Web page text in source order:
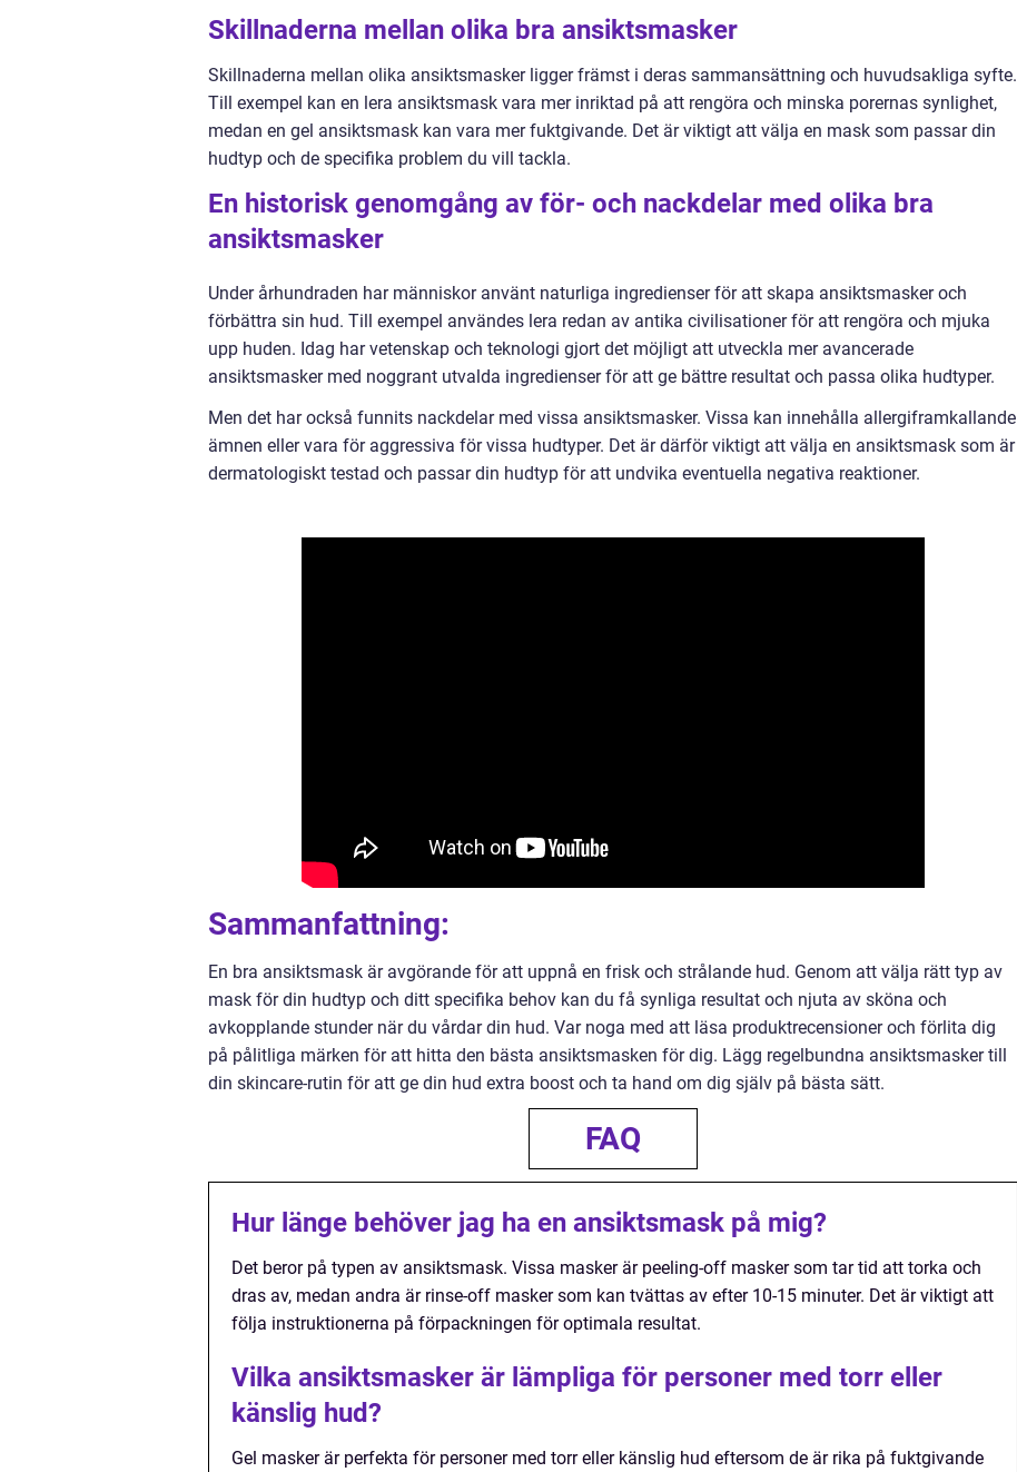
Skillnaderna mellan olika bra ansiktsmasker
Skillnaderna mellan olika ansiktsmasker ligger främst i deras sammansättning och huvudsakliga syfte.
Till exempel kan en lera ansiktsmask vara mer inriktad på att rengöra och minska porernas synlighet,
medan en gel ansiktsmask kan vara mer fuktgivande. Det är viktigt att välja en mask som passar din
hudtyp och de specifika problem du vill tackla.
En historisk genomgång av för- och nackdelar med olika bra
ansiktsmasker
Under århundraden har människor använt naturliga ingredienser för att skapa ansiktsmasker och
förbättra sin hud. Till exempel användes lera redan av antika civilisationer för att rengöra och mjuka
upp huden. Idag har vetenskap och teknologi gjort det möjligt att utveckla mer avancerade
ansiktsmasker med noggrant utvalda ingredienser för att ge bättre resultat och passa olika hudtyper.
Men det har också funnits nackdelar med vissa ansiktsmasker. Vissa kan innehålla allergiframkallande
ämnen eller vara för aggressiva för vissa hudtyper. Det är därför viktigt att välja en ansiktsmask som är
dermatologiskt testad och passar din hudtyp för att undvika eventuella negativa reaktioner.
Sammanfattning:
En bra ansiktsmask är avgörande för att uppnå en frisk och strålande hud. Genom att välja rätt typ av
mask för din hudtyp och ditt specifika behov kan du få synliga resultat och njuta av sköna och
avkopplande stunder när du vårdar din hud. Var noga med att läsa produktrecensioner och förlita dig
på pålitliga märken för att hitta den bästa ansiktsmasken för dig. Lägg regelbundna ansiktsmasker till
din skincare-rutin för att ge din hud extra boost och ta hand om dig själv på bästa sätt.
FAQ
Hur länge behöver jag ha en ansiktsmask på mig?
Det beror på typen av ansiktsmask. Vissa masker är peeling-off masker som tar tid att torka och
dras av, medan andra är rinse-off masker som kan tvättas av efter 10-15 minuter. Det är viktigt att
följa instruktionerna på förpackningen för optimala resultat.
Vilka ansiktsmasker är lämpliga för personer med torr eller
känslig hud?
Gel masker är perfekta för personer med torr eller känslig hud eftersom de är rika på fuktgivande